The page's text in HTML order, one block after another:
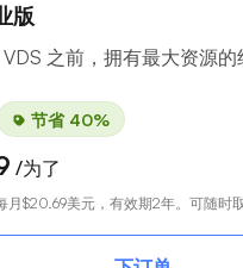
版
之前，拥有最大资源的
节省 40%
/为了
月$20.69美元，有效期2年。可随时取